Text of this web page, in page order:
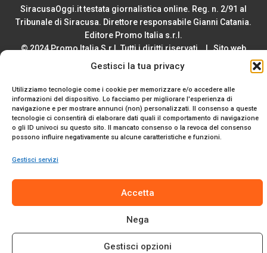
Gestisci la tua privacy
Utilizziamo tecnologie come i cookie per memorizzare e/o accedere alle
informazioni del dispositivo. Lo facciamo per migliorare l'esperienza di
navigazione e per mostrare annunci (non) personalizzati. Il consenso a queste
tecnologie ci consentirà di elaborare dati quali il comportamento di navigazione
o gli ID univoci su questo sito. Il mancato consenso o la revoca del consenso
possono influire negativamente su alcune caratteristiche e funzioni.
Gestisci servizi
Accetta
Nega
Gestisci opzioni
SiracusaOggi.it testata giornalistica online. Reg. n. 2/91 al
Tribunale di Siracusa. Direttore responsabile Gianni Catania.
Editore Promo Italia s.r.l.
© 2024 Promo Italia S.r.l. Tutti i diritti riservati. | Sito web
realizzato da
Web-Arte.it